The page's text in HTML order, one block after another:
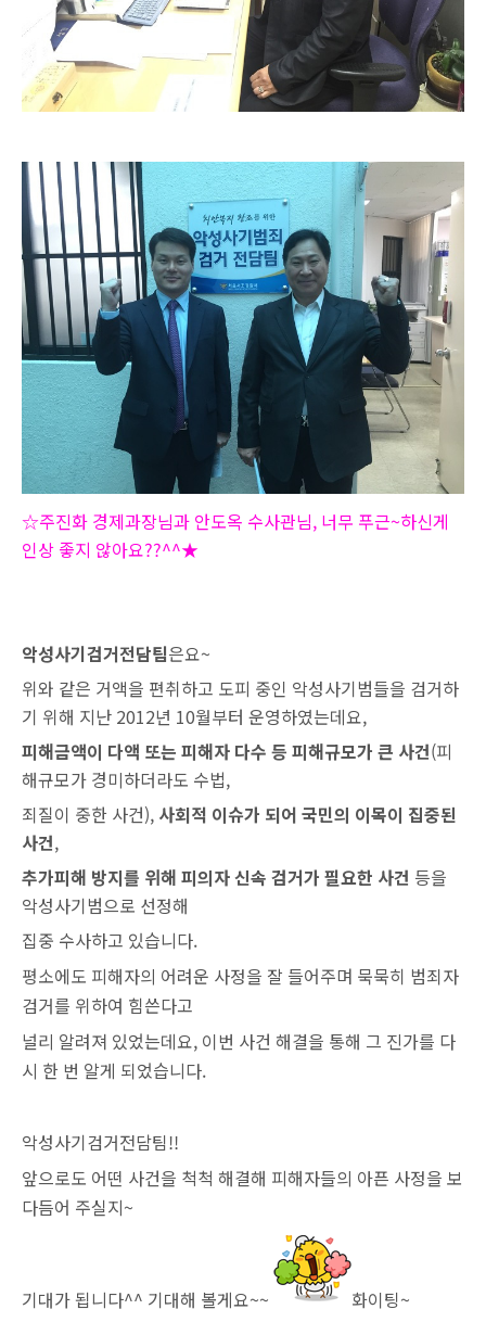
☆주진화 경제과장님과 안도옥 수사관님, 너무 푸근~하신게
인상 좋지 않아요??^^★
악성사기검거전담팀은요~
위와 같은 거액을 편취하고 도피 중인 악성사기범들을 검거하
기 위해 지난 2012년 10월부터 운영하였는데요,
피해금액이 다액 또는 피해자 다수 등 피해규모가 큰 사건(피
해규모가 경미하더라도 수법,
죄질이 중한 사건), 사회적 이슈가 되어 국민의 이목이 집중된
사건,
추가피해 방지를 위해 피의자 신속 검거가 필요한 사건 등을
악성사기범으로 선정해
집중 수사하고 있습니다.
평소에도 피해자의 어려운 사정을 잘 들어주며 묵묵히 범죄자
검거를 위하여 힘쓴다고
널리 알려져 있었는데요, 이번 사건 해결을 통해 그 진가를 다
시 한 번 알게 되었습니다.
악성사기검거전담팀!!
앞으로도 어떤 사건을 척척 해결해 피해자들의 아픈 사정을 보
다듬어 주실지~
기대가 됩니다^^ 기대해 볼게요~~ 화이팅~